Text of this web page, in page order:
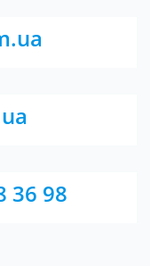
36 98